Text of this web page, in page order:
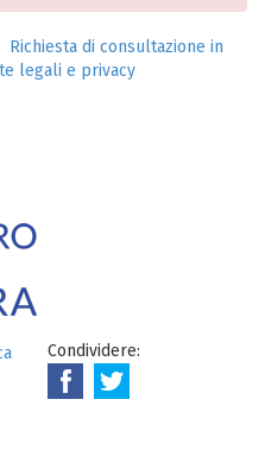
Richiesta di consultazione in
legali e privacy
Condividere: